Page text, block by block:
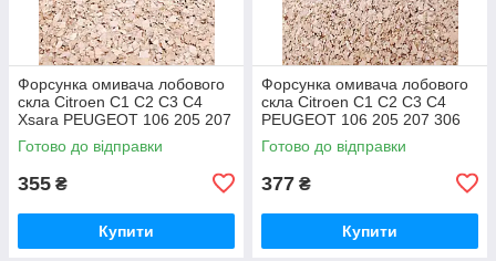
Форсунка омивача лобового
скла Citroen C1 C2 C3 C4
Xsara PEUGEOT 106 205 207
306 307 308 Сітроен Ситроен
Ситроэн С1 С2 С3 С4 Ксара
Готово до відправки
355 ₴
Купити
Форсунка омивача лобового
скла Citroen C1 C2 C3 C4
PEUGEOT 106 205 207 306
307 308 Сітроен Ситроен
Ситроэн С1 С2 С3 С4 Пежо
Готово до відправки
377 ₴
Купити